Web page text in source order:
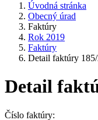
Úvodná stránka
Obecný úrad
Faktúry
Rok 2019
Faktúry
Detail faktúry
Detail
Číslo faktúry: